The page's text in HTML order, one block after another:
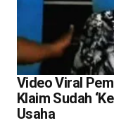
Video Viral
Klaim Sudah
Usaha